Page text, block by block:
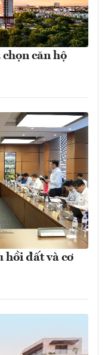
căn hộ
hồi đất và cơ